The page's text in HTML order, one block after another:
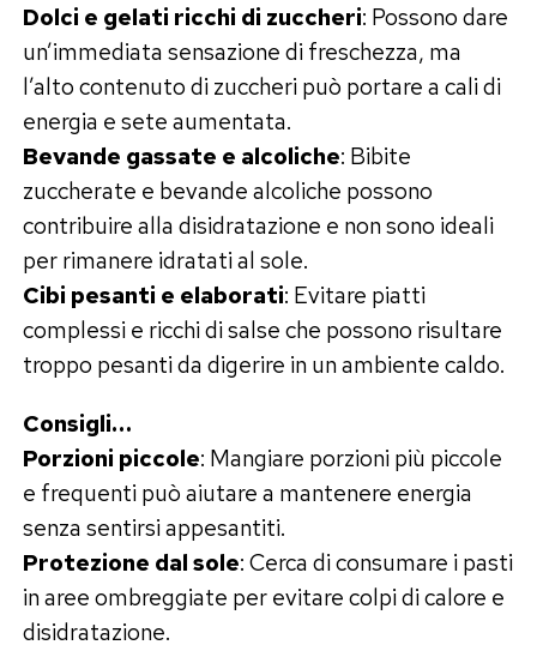
Dolci e gelati ricchi di zuccheri: Possono dare
un’immediata sensazione di freschezza, ma
l’alto contenuto di zuccheri può portare a cali di
energia e sete aumentata.
Bevande gassate e alcoliche: Bibite
zuccherate e bevande alcoliche possono
contribuire alla disidratazione e non sono ideali
per rimanere idratati al sole.
Cibi pesanti e elaborati: Evitare piatti
complessi e ricchi di salse che possono risultare
troppo pesanti da digerire in un ambiente caldo.
Consigli…
Porzioni piccole: Mangiare porzioni più piccole
e frequenti può aiutare a mantenere energia
senza sentirsi appesantiti.
Protezione dal sole: Cerca di consumare i pasti
in aree ombreggiate per evitare colpi di calore e
disidratazione.